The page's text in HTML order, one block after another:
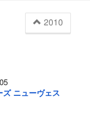
2010
ズ ニューヴェス